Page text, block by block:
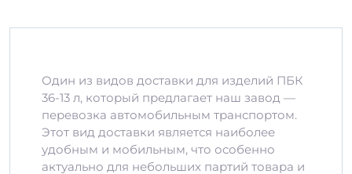
Один из видов доставки для изделий ПБК
36-13 л, который предлагает наш завод —
перевозка автомобильным транспортом.
Этот вид доставки является наиболее
удобным и мобильным, что особенно
актуально для небольших партий товара и